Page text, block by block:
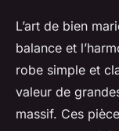
L’art de bien
balance et
robe simple et
valeur de
massif. Ces